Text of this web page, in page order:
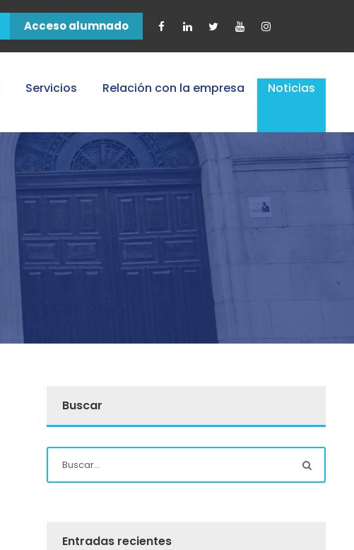
Acceso alumnado
Servicios Relación con la empresa Noticias
Buscar
Entradas recientes